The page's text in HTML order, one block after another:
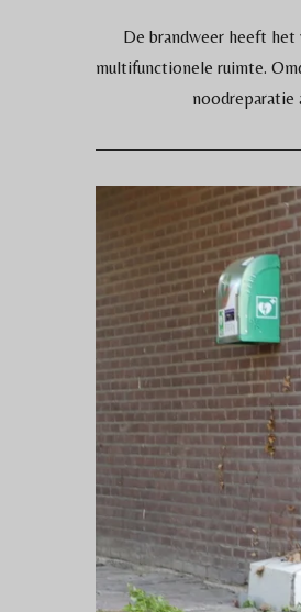
De brandweer heeft
multifunctionele ruimte.
noodreparatie